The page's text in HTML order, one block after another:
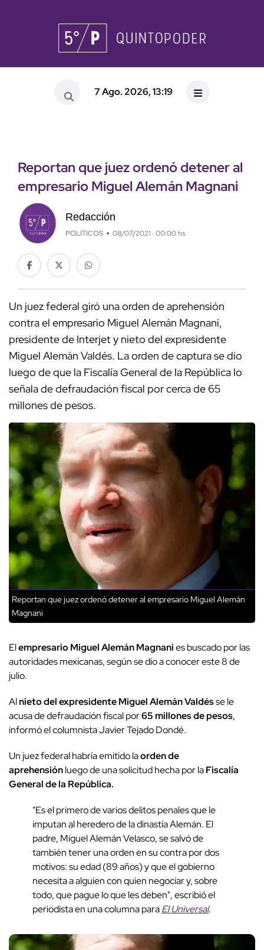
7 Ago. 2026, 13:19
Reportan que juez ordenó detener al
empresario Miguel Alemán Magnani
Redacción
POLÍTICOS 08/07/2021 · 00:00 hs
Un juez federal giró una orden de aprehensión
contra el empresario Miguel Alemán Magnani,
presidente de Interjet y nieto del expresidente
Miguel Alemán Valdés. La orden de captura se dio
luego de que la Fiscalía General de la República lo
señala de defraudación fiscal por cerca de 65
millones de pesos.
Reportan que juez ordenó detener al empresario Miguel Alemán
Magnani
Elempresario Miguel Alemán Magnanies buscado por las
autoridades mexicanas, según se dio a conocer este 8 de
julio.
Alnieto del expresidente Miguel Alemán Valdésse le
acusa de defraudación fiscal por65 millones de pesos,
informó el columnista Javier Tejado Dondé.
Un juez federal habría emitido laorden de
aprehensiónluego de una solicitud hecha por laFiscalía
General de la República.
"Es el primero de varios delitos penales que le
imputan al heredero de la dinastía Alemán. El
padre, Miguel Alemán Velasco, se salvó de
también tener una orden en su contra por dos
motivos: su edad (89 años) y que el gobierno
necesita a alguien con quien negociar y, sobre
todo, que pague lo que les deben", escribió el
periodista en una columna paraEl Universal.